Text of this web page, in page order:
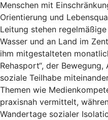
Menschen mit
Orientierung und
Leitung stehen
Wasser und an Land im
ihm mitgestalteten
Rehasport“, der
soziale Teilhabe
Themen wie
praxisnah vermittelt,
Wandertage sozialer